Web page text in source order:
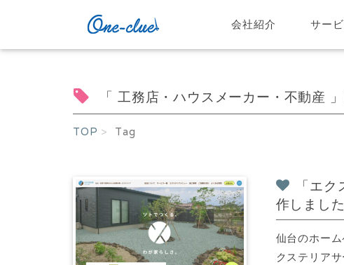
会社紹介 サー
「 工務店・ハウスメーカー・不動産
TOP Tag
「エ
作しました
仙台のホー
クステリア